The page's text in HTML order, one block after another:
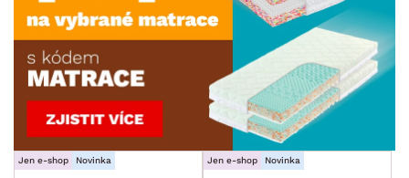
Jen e-shop Novinka Jen e-shop Novinka